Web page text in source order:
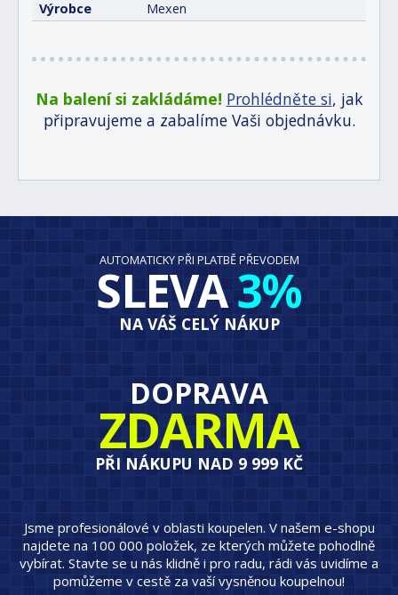
Výrobce
Mexen
Na balení si zakládáme! Prohlédněte si, jak
připravujeme a zabalíme Vaši objednávku.
AUTOMATICKY PŘI PLATBĚ PŘEVODEM
SLEVA3%
NA VÁŠ CELÝ NÁKUP
DOPRAVA
ZDARMA
PŘI NÁKUPU NAD 9 999 KČ
Jsme profesionálové v oblasti koupelen. V našem e-shopu
najdete na 100 000 položek, ze kterých můžete pohodlně
vybírat. Stavte se u nás klidně i pro radu, rádi vás uvidíme a
pomůžeme v cestě za vaší vysněnou koupelnou!